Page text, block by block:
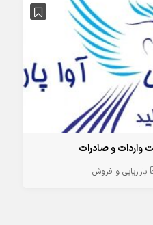
واردات و صادرات
بازاریابی و فروش